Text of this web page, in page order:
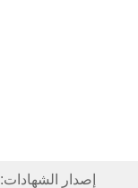
إصدار الشهادات: